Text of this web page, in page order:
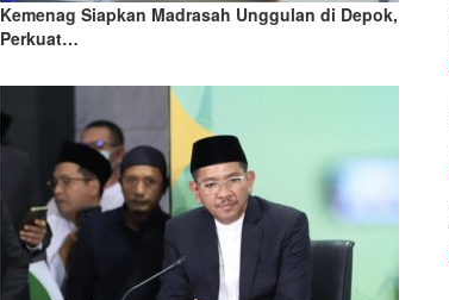
Kemenag Siapkan Madrasah Unggulan di Depok,
Perkuat…